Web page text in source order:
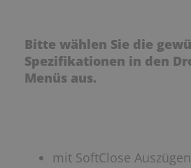
Bitte wählen Sie die
Spezifikationen in den
Menüs aus.
mit SoftClose Auszügen